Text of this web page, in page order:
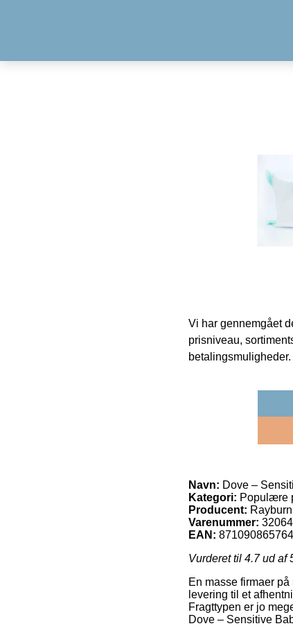
Vi har gennemgået
prisniveau,
betalingsmuligheder.
Navn: Dove –
Kategori: Populære
Producent: Rayburn
Varenummer:
EAN:
Vurderet til 4.7ud af
En masse firmaer
levering til et
Fragttypen er jo
Dove – Sensitive